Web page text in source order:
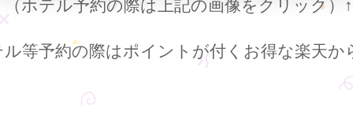
（ホテル予約の際は上記の画像をクリック）
等予約の際はポイントが付くお得な楽天か